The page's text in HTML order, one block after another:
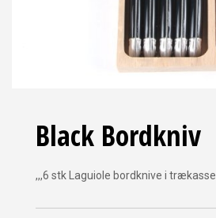
Black Bordkniv
,,,6 stk Laguiole bordknive i trækasse.